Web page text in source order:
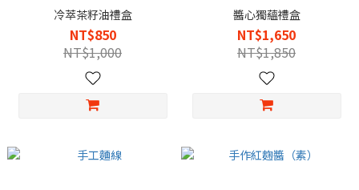
冷萃茶籽油禮盒
NT$850
NT$1,000
醬心獨蘊禮盒
NT$1,650
NT$1,850